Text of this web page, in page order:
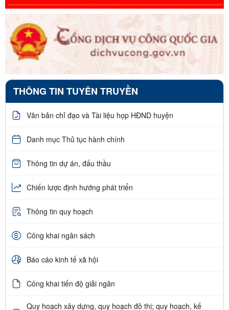
THÔNG TIN TUYÊN TRUYỀN
Văn bản chỉ đạo và Tài liệu họp HĐND huyện
Danh mục Thủ tục hành chính
Thông tin dự án, đấu thầu
Chiến lược định hướng phát triển
Thông tin quy hoạch
Công khai ngân sách
Báo cáo kinh tế xã hội
Công khai tiến độ giải ngân
Quy hoạch xây dựng, quy hoạch đô thị; quy hoạch, kế